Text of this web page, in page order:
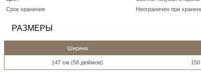
Срок хранения
Неограничен при
РАЗМЕРЫ
Ширина
147 см (58 дюймов)